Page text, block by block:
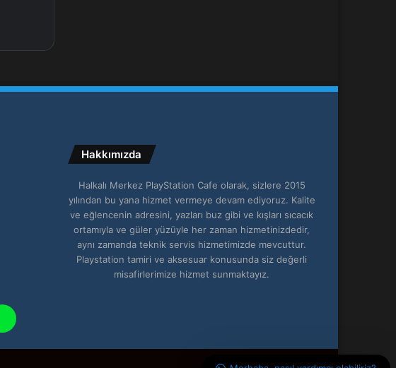
Hakkımızda
Halkalı Merkez PlayStation Cafe olarak, sizlere 2015
yılından bu yana hizmet vermeye devam ediyoruz. Kalite
ve eğlencenin adresini, yazları buz gibi ve kışları sıcacık
ortamıyla ve güler yüzüyle her zaman hizmetinizdedir,
aynı zamanda teknik servis hizmetimizde mevcuttur.
Playstation tamiri ve aksesuar konusunda siz değerli
misafirlerimize hizmet sunmaktayız.
WhatsApp